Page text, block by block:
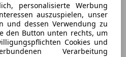
personalisierte Werbung
auszuspielen, unser
und dessen Verwendung zu
den Button unten rechts, um
Cookies und
Verarbeitung